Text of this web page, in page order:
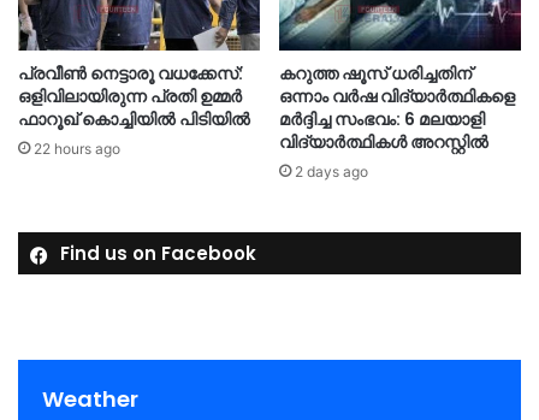
പ്രവീൺ നെട്ടാരൂ വധക്കേസ്:
ഒളിവിലായിരുന്ന പ്രതി ഉമ്മർ
ഫാറൂഖ് കൊച്ചിയിൽ പിടിയിൽ
22 hours ago
കറുത്ത ഷൂസ് ധരിച്ചതിന്
ഒന്നാം വർഷ വിദ്യാർത്ഥികളെ
മർദ്ദിച്ച സംഭവം: 6 മലയാളി
വിദ്യാർത്ഥികൾ അറസ്റ്റിൽ
2 days ago
Find us on Facebook
Weather